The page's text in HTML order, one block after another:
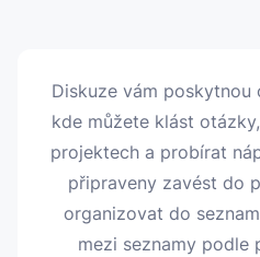
Diskuze vám poskytnou
kde můžete klást
projektech a probírat
připraveny zavést do
organizovat do
mezi seznamy podle